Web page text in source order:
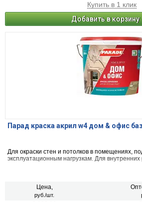
Купить в 1 клик
Добавить в корзину
Парад краска акрил w4 дом & офис
Для окраски стен и потолков в помещениях,
эксплуатационным нагрузкам. Для внутренних
Цена,
руб./шт.